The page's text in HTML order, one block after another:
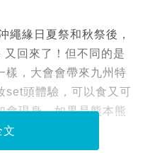
繩緣日夏祭和秋祭後，
回來了！但不同的是
樣，大會會帶來九州特
set頭體驗，可以食又可
會現身，如果是熊本熊
文